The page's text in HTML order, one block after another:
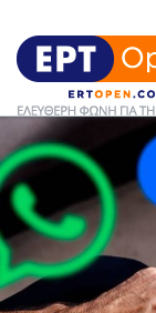
Ειδήσεις
Ελλάδα
Κοινωνία